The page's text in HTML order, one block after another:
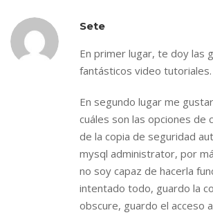
Sete
En primer lugar, te doy las
fantásticos video tutoriales.
En segundo lugar me
cuáles son las opciones de
de la copia de seguridad
mysql administrator, por
no soy capaz de hacerla
intentado todo, guardo la
obscure, guardo el acceso